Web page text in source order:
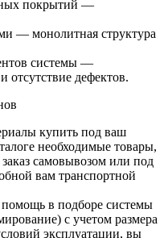
покрытий —
— монолитная структура
системы —
отсутствие дефектов.
купить под ваш
необходимые товары,
самовывозом или под
вам транспортной
в подборе системы
с учетом размера
эксплуатации, вы